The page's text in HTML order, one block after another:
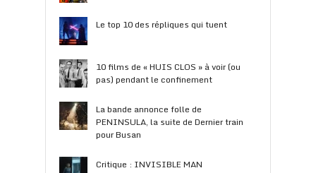
Le top 10 des répliques qui tuent
10 films de « HUIS CLOS » à voir (ou
pas) pendant le confinement
La bande annonce folle de
PENINSULA, la suite de Dernier train
pour Busan
Critique : INVISIBLE MAN